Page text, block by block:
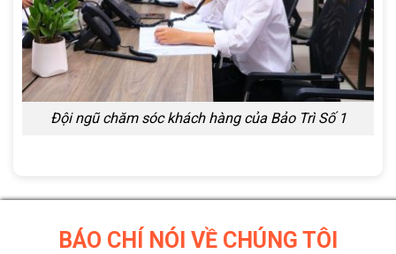
Đội ngũ chăm sóc khách hàng của Bảo Trì Số 1
BÁO CHÍ NÓI VỀ CHÚNG TÔI